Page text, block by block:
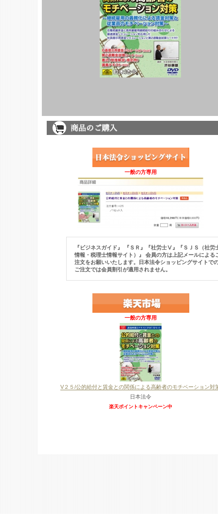
一般の方専用
『ビジネスガイド』 『ＳＲ』『社労士Ⅴ』
『ＳＪＳ（社労
情報・税理士情報サイト）』 会員の方は上記メールによる
注文をお願いいたします。日本法令ショッピングサイトで
ご注文では会員割引が適用されません。
一般の方専用
V２５/公的給付と賃金との関係による高齢者のモチベーション対
日本法令
楽天ポイントキャンペーン中